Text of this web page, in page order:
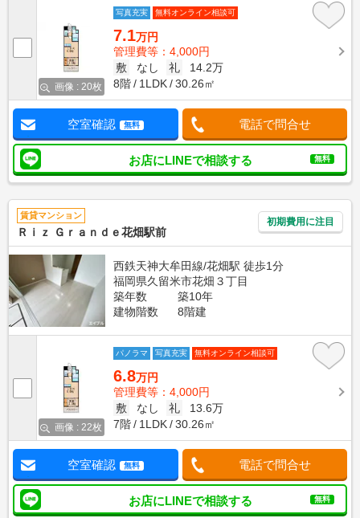
画像 : 20枚
写真充実 無料オンライン相談可
7.1万円
管理費等：4,000円
敷
なし 礼
14.2万
8階
1LDK 30.26㎡
空室確認 無料 電話で問合せ
お店にLINEで相談する 無料
賃貸マンション
Ｒｉｚ Ｇｒａｎｄｅ花畑駅前
初期費用に注目
西鉄天神大牟田線/花畑駅 徒歩1分
福岡県久留米市花畑３丁目
築年数
築10年
建物階数
8階建
画像 : 22枚
パノラマ 写真充実 無料オンライン相談可
6.8万円
管理費等：4,000円
敷
なし 礼
13.6万
7階
1LDK 30.26㎡
空室確認 無料 電話で問合せ
お店にLINEで相談する 無料